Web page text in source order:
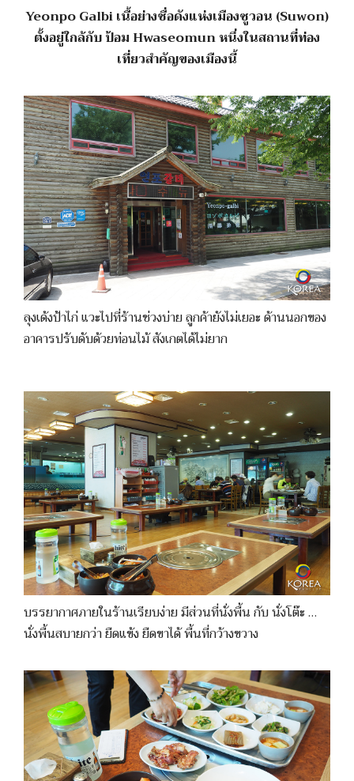
Yeonpo Galbi เนื้อย่างชื่อดังแห่งเมืองซูวอน (Suwon)
ตั้งอยู่ใกล้กับ ป้อม Hwaseomun หนึ่งในสถานที่ท่อง
เที่ยวสำคัญของเมืองนี้
ลุงเด้งป้าไก่ แวะไปที่ร้านช่วงบ่าย ลูกค้ายังไม่เยอะ ด้านนอกของ
อาคารปรับดับด้วยท่อนไม้ สังเกตได้ไม่ยาก
บรรยากาศภายในร้านเรียบง่าย มีส่วนที่นั่งพื้น กับ นั่งโต๊ะ …
นั่งพื้นสบายกว่า ยืดแข้ง ยืดขาได้ พื้นที่กว้างขวาง